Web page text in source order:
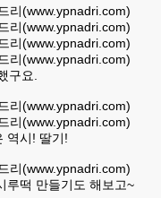
구요.
역시! 딸기!
루떡 만들기도 해보고~